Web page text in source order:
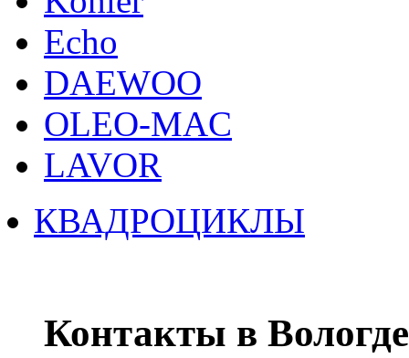
Echo
DAEWOO
OLEO-MAC
LAVOR
КВАДРОЦИКЛЫ
Контакты в Вологде